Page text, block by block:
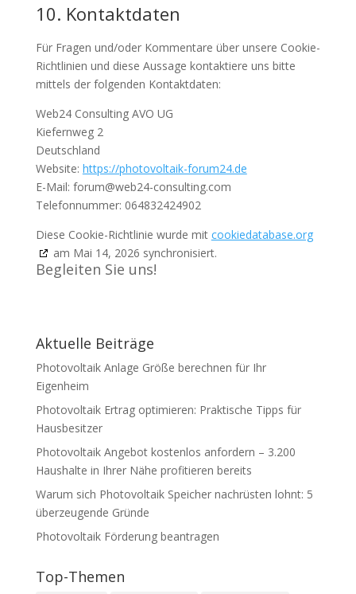
10. Kontaktdaten
Für Fragen und/oder Kommentare über unsere Cookie-
Richtlinien und diese Aussage kontaktiere uns bitte
mittels der folgenden Kontaktdaten:
Web24 Consulting AVO UG
Kiefernweg 2
Deutschland
Website: https://photovoltaik-forum24.de
E-Mail: forum@web24-consulting.com
Telefonnummer: 064832424902
Diese Cookie-Richtlinie wurde mit cookiedatabase.org
am Mai 14, 2026 synchronisiert.
Begleiten Sie uns!
Aktuelle Beiträge
Photovoltaik Anlage Größe berechnen für Ihr
Eigenheim
Photovoltaik Ertrag optimieren: Praktische Tipps für
Hausbesitzer
Photovoltaik Angebot kostenlos anfordern – 3.200
Haushalte in Ihrer Nähe profitieren bereits
Warum sich Photovoltaik Speicher nachrüsten lohnt: 5
überzeugende Gründe
Photovoltaik Förderung beantragen
Top-Themen